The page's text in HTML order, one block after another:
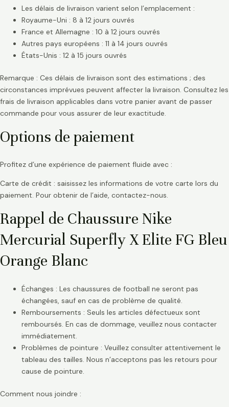
Les délais de livraison varient selon l’emplacement :
Royaume-Uni : 8 à 12 jours ouvrés
France et Allemagne : 10 à 12 jours ouvrés
Autres pays européens : 11 à 14 jours ouvrés
États-Unis : 12 à 15 jours ouvrés
Remarque : Ces délais de livraison sont des estimations ; des
circonstances imprévues peuvent affecter la livraison. Consultez les
frais de livraison applicables dans votre panier avant de passer
commande pour vous assurer de leur exactitude.
Options de paiement
Profitez d’une expérience de paiement fluide avec :
Carte de crédit : saisissez les informations de votre carte lors du
paiement. Pour obtenir de l’aide, contactez-nous.
Rappel de Chaussure Nike
Mercurial Superfly X Elite FG Bleu
Orange Blanc
Échanges : Les chaussures de football ne seront pas
échangées, sauf en cas de problème de qualité.
Remboursements : Seuls les articles défectueux sont
remboursés. En cas de dommage, veuillez nous contacter
immédiatement.
Problèmes de pointure : Veuillez consulter attentivement le
tableau des tailles. Nous n’acceptons pas les retours pour
cause de pointure.
Comment nous joindre :